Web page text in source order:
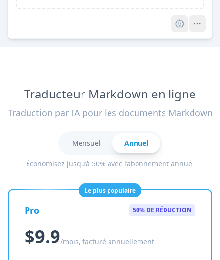
Traducteur Markdown en ligne
Traduction par IA pour les documents Markdown
Mensuel Annuel
Économisez jusqu’à 50% avec l’abonnement annuel
Le plus populaire
Pro 50% DE RÉDUCTION
$9.9/mois, facturé annuellement